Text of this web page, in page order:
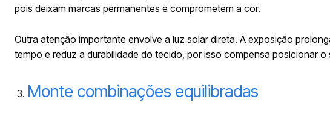
pois deixam marcas permanentes e comprometem a cor.
Outra atenção importante envolve a luz solar direta. A exposição
tempo e reduz a durabilidade do tecido, por isso compensa posicionar o
Monte combinações equilibradas